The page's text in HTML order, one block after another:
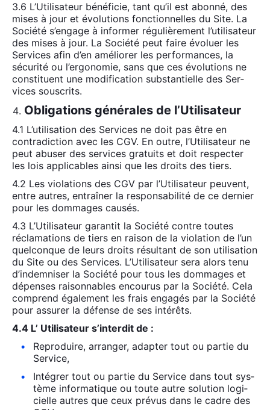
3.6 L’Utilisateur béné­fi­cie, tant qu’il est abon­né, des
mises à jour et évo­lu­tions fonc­tion­nelles du Site. La
Socié­té s’engage à infor­mer régu­liè­re­ment l’utilisateur
des mises à jour. La Socié­té peut faire évo­luer les
Ser­vices afin d’en amé­lio­rer les per­for­mances, la
sécu­ri­té ou l’ergonomie, sans que ces évo­lu­tions ne
consti­tuent une modi­fi­ca­tion sub­stan­tielle des Ser­
vices sous­crits.
Obligations générales de l’Utilisateur
4.1 L’u­ti­li­sa­tion des Ser­vices ne doit pas être en
contra­dic­tion avec les CGV. En outre, l’U­ti­li­sa­teur ne
peut abu­ser des ser­vices gra­tuits et doit res­pec­ter
les lois appli­cables ain­si que les droits des tiers.
4.2 Les vio­la­tions des CGV par l’U­ti­li­sa­teur peuvent,
entre autres, entraî­ner la res­pon­sa­bi­li­té de ce der­nier
pour les dom­mages cau­sés.
4.3 L’U­ti­li­sa­teur garan­tit la Socié­té contre toutes
récla­ma­tions de tiers en rai­son de la vio­la­tion de l’un
quel­conque de leurs droits résul­tant de son uti­li­sa­tion
du Site ou des Ser­vices. L’Utilisateur sera alors tenu
d’in­dem­ni­ser la Socié­té pour tous les dom­mages et
dépenses rai­son­nables encou­rus par la Socié­té. Cela
com­prend éga­le­ment les frais enga­gés par la Socié­té
pour assu­rer la défense de ses inté­rêts.
4.4 L’ Uti­li­sa­teur s’interdit de :
Repro­duire, arran­ger, adap­ter tout ou par­tie du
Ser­vice,
Inté­grer tout ou par­tie du Ser­vice dans tout sys­
tème infor­ma­tique ou toute autre solu­tion logi­
cielle autres que ceux pré­vus dans le cadre des